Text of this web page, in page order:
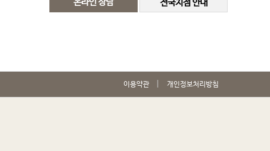
온라인 상담 전국지점 안내
이용약관 개인정보처리방침